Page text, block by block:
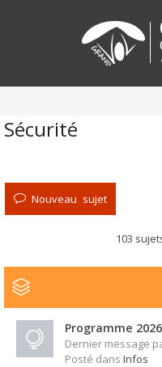
Sécurité
Nouveau sujet
103
Programme 2026
Dernier message
Posté dans Infos